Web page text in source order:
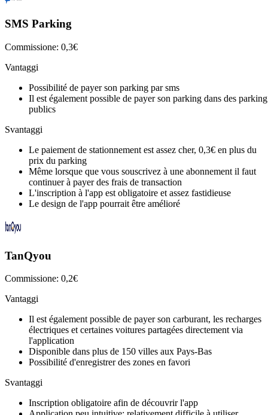
SMS Parking
Commissione: 0,3€
Vantaggi
Possibilité de payer son parking par sms
Il est également possible de payer son parking dans des parking
publics
Svantaggi
Le paiement de stationnement est assez cher, 0,3€ en plus du
prix du parking
Même lorsque que vous souscrivez à une abonnement il faut
continuer à payer des frais de transaction
L'inscription à l'app est obligatoire et assez fastidieuse
Le design de l'app pourrait être amélioré
TanQyou
Commissione: 0,2€
Vantaggi
Il est également possible de payer son carburant, les recharges
électriques et certaines voitures partagées directement via
l'application
Disponible dans plus de 150 villes aux Pays-Bas
Possibilité d'enregistrer des zones en favori
Svantaggi
Inscription obligatoire afin de découvrir l'app